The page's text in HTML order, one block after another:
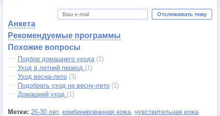
Отслеживать тему
Анкета
Рекомендуемые программы
Похожие вопросы
Подбор домашнего ухода (1)
Уход в летний период (1)
Уход весна-лето (3)
Подобрать уход на весну-лето (1)
Домашний уход (1)
Метки: 26-30 лет, комбинированная кожа, чувствительная кожа